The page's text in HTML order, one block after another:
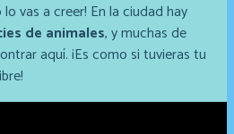
vas a creer! En la ciudad hay
de animales, y muchas de
aquí. ¡Es como si tuvieras tu